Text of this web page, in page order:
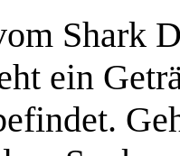
Shark
ein